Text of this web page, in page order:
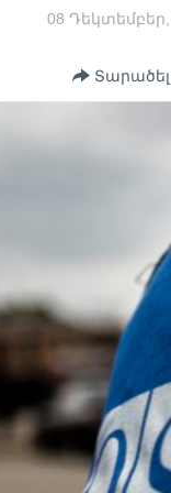
08 Դեկտեմբեր,
Տարածել